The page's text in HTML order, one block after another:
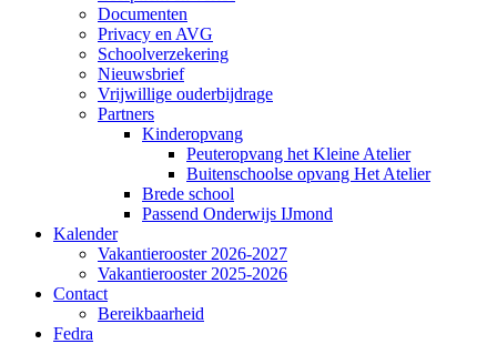
Documenten
Privacy en AVG
Schoolverzekering
Nieuwsbrief
Vrijwillige ouderbijdrage
Partners
Kinderopvang
Peuteropvang het Kleine Atelier
Buitenschoolse opvang Het Atelier
Brede school
Passend Onderwijs IJmond
Kalender
Vakantierooster 2026-2027
Vakantierooster 2025-2026
Contact
Bereikbaarheid
Fedra